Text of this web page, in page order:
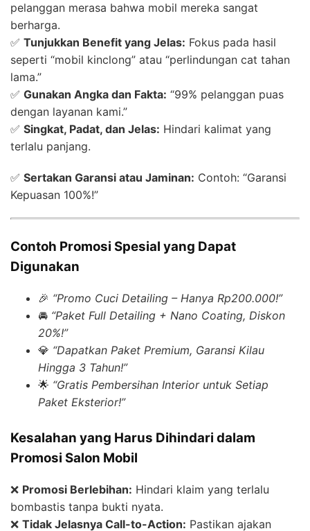
pelanggan merasa bahwa mobil mereka sangat
berharga.
✅ Tunjukkan Benefit yang Jelas: Fokus pada hasil
seperti “mobil kinclong” atau “perlindungan cat tahan
lama.”
✅ Gunakan Angka dan Fakta: “99% pelanggan puas
dengan layanan kami.”
✅ Singkat, Padat, dan Jelas: Hindari kalimat yang
terlalu panjang.
✅ Sertakan Garansi atau Jaminan: Contoh: “Garansi
Kepuasan 100%!”
Contoh Promosi Spesial yang Dapat
Digunakan
🎉 “Promo Cuci Detailing – Hanya Rp200.000!”
🚘 “Paket Full Detailing + Nano Coating, Diskon
20%!”
💎 “Dapatkan Paket Premium, Garansi Kilau
Hingga 3 Tahun!”
🌟 “Gratis Pembersihan Interior untuk Setiap
Paket Eksterior!”
Kesalahan yang Harus Dihindari dalam
Promosi Salon Mobil
❌ Promosi Berlebihan: Hindari klaim yang terlalu
bombastis tanpa bukti nyata.
❌ Tidak Jelasnya Call-to-Action: Pastikan ajakan